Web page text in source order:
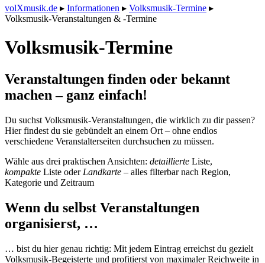
volXmusik.de ▸ Informationen ▸ Volksmusik-Termine ▸
Volksmusik-Veranstaltungen & -Termine
Volksmusik-Termine
Veranstaltungen finden oder bekannt
machen – ganz einfach!
Du suchst Volksmusik-Veranstaltungen, die wirklich zu dir passen?
Hier findest du sie gebündelt an einem Ort – ohne endlos
verschiedene Veranstalterseiten durchsuchen zu müssen.
Wähle aus drei praktischen Ansichten: detaillierte Liste,
kompakte Liste oder Landkarte – alles filterbar nach Region,
Kategorie und Zeitraum
Wenn du selbst Veranstaltungen
organisierst, …
… bist du hier genau richtig: Mit jedem Eintrag erreichst du gezielt
Volksmusik-Begeisterte und profitierst von maximaler Reichweite in